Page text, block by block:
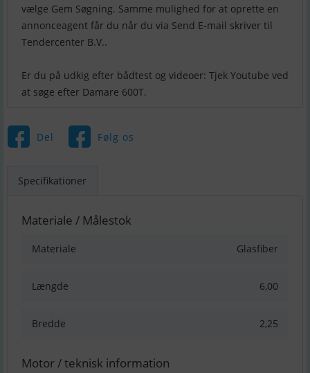
vælge Gem Søgning. Samme mulighed for at oprette en
annonceagent får du når du via Send E-mail skriver til
Tendercenter B.V..
Er du på udkig efter bådtest og videoer: Tjek Youtube ved
Del Følg os
Specifikationer
Materiale / Målestok
Materiale Glasfiber
Længde 6,00
Bredde 2,25
Motor / teknisk information